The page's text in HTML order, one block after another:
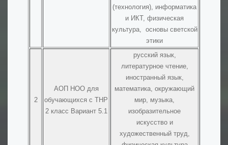
(технология), информатика
и ИКТ, физическая
культура, основы светской
этики
2
АОП НОО для
обучающихся с ТНР
2 класс Вариант 5.1
русский язык,
литературное чтение,
иностранный язык,
математика, окружающий
мир, музыка,
изобразительное
искусство и
художественный труд,